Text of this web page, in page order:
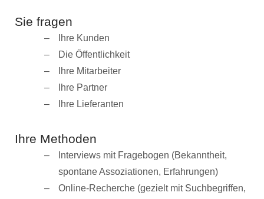
Sie fragen
Ihre Kunden
Die Öffentlichkeit
Ihre Mitarbeiter
Ihre Partner
Ihre Lieferanten
Ihre Methoden
Interviews mit Fragebogen (Bekanntheit,
spontane Assoziationen, Erfahrungen)
Online-Recherche (gezielt mit Suchbegriffen,